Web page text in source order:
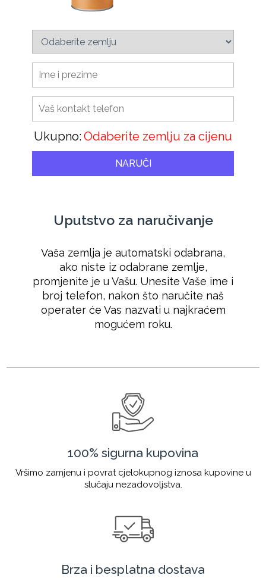
Ukupno:Odaberite zemlju za cijenu
NARUČI
Uputstvo za naručivanje
Vaša zemlja je automatski odabrana,
ako niste iz odabrane zemlje,
promjenite je u Vašu. Unesite Vaše ime i
broj telefon, nakon što naručite naš
operater će Vas nazvati u najkraćem
mogućem roku.
100% sigurna kupovina
Vršimo zamjenu i povrat cjelokupnog iznosa kupovine u
slučaju nezadovoljstva.
Brza i besplatna dostava